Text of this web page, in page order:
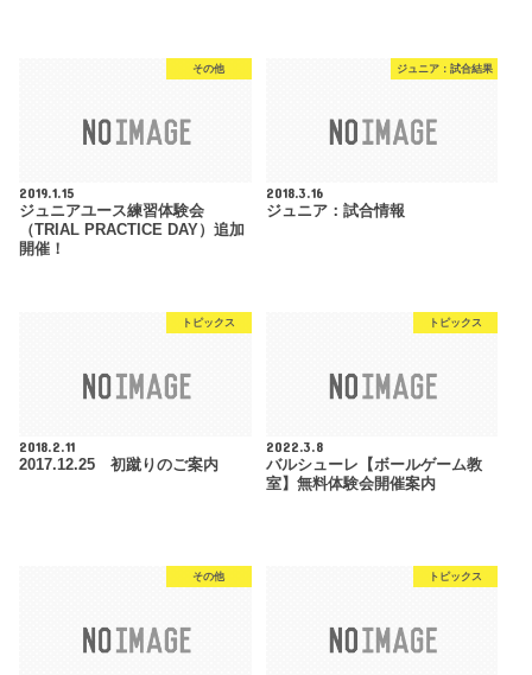
その他
2019.1.15
ジュニアユース練習体験会
（TRIAL PRACTICE DAY）追加
開催！
ジュニア：試合結果
2018.3.16
ジュニア：試合情報
トピックス
2018.2.11
2017.12.25 初蹴りのご案内
トピックス
2022.3.8
バルシューレ【ボールゲーム教
室】無料体験会開催案内
その他 トピックス